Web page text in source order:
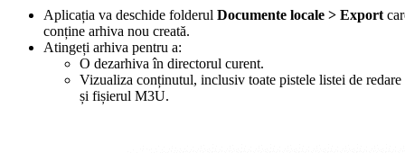
Aplicația va deschide folderul Documente locale > Export
conține arhiva nou creată.
Atingeți arhiva pentru a:
O dezarhiva în directorul curent.
Vizualiza conținutul, inclusiv toate pistele listei de redare
și fișierul M3U.